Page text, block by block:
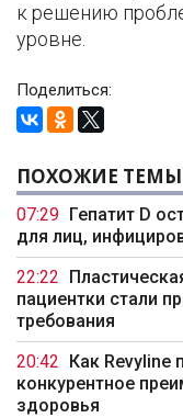
к решению
уровне.
Поделиться:
ПОХОЖИЕ ТЕМЫ
07:29
Гепатит D
для лиц,
22:22
пациентки стали
требования
20:42
Как Revyline
конкурентное
здоровья